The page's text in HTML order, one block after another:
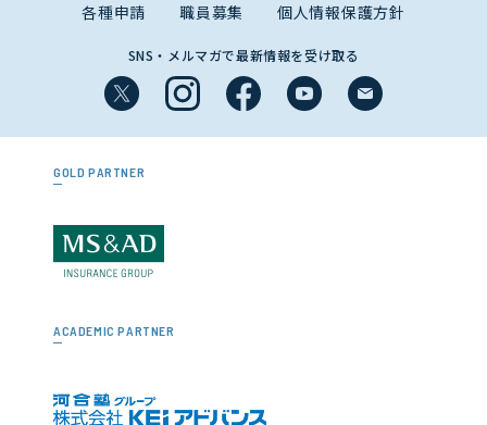
各種申請 職員募集 個人情報保護方針
SNS・メルマガで最新情報を受け取る
GOLD PARTNER
ACADEMIC PARTNER